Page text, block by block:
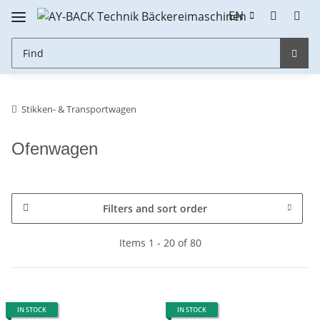
EN
Stikken- & Transportwagen
Ofenwagen
Filters and sort order
Items 1 - 20 of 80
IN STOCK IN STOCK